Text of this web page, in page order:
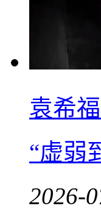
袁希
“虚弱
2026-